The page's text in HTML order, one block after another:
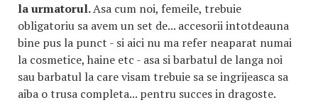
la urmatorul.Asa cum noi, femeile, trebuie
obligatoriu sa avem un set de... accesorii intotdeauna
bine pus la punct - si aici nu ma refer neaparat numai
la cosmetice, haine etc - asa si barbatul de langa noi
sau barbatul la care visam trebuie sa se ingrijeasca sa
aiba o trusa completa... pentru succes in dragoste.